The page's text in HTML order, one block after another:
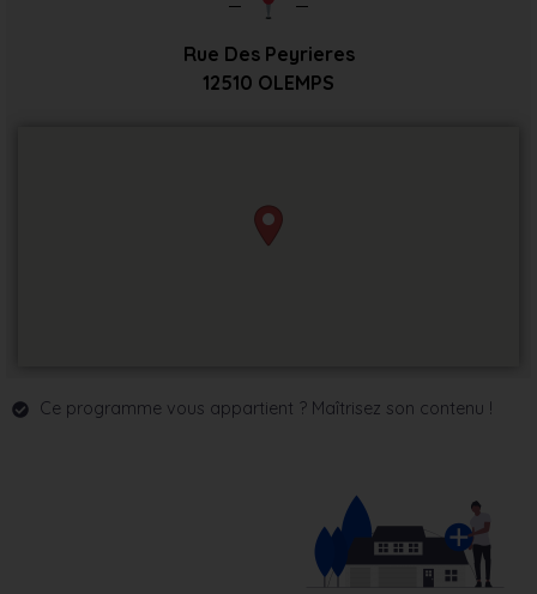
Rue Des Peyrieres
12510 OLEMPS
Ce programme vous appartient ? Maîtrisez son contenu !